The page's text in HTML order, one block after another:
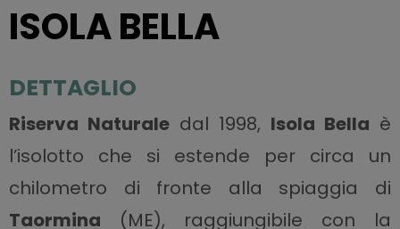
ISOLA BELLA
DETTAGLIO
Riserva Naturale dal 1998, Isola Bella è
l’isolotto che si estende per circa un
chilometro di fronte alla spiaggia di
Taormina (ME), raggiungibile con la